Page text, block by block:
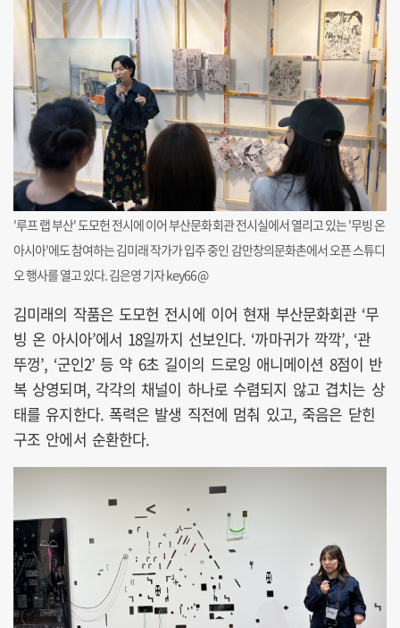
'루프 랩 부산' 도모헌 전시에 이어 부산문화회관 전시실에서 열리고 있는 '무빙 온
아시아'에도 참여하는 김미래 작가가 입주 중인 감만창의문화촌에서 오픈 스튜디
오 행사를 열고 있다. 김은영 기자 key66@
김미래의 작품은 도모헌 전시에 이어 현재 부산문화회관 ‘무
빙 온 아시아’에서 18일까지 선보인다. ‘까마귀가 깍깍’, ‘관
뚜껑’, ‘군인2’ 등 약 6초 길이의 드로잉 애니메이션 8점이 반
복 상영되며, 각각의 채널이 하나로 수렴되지 않고 겹치는 상
태를 유지한다. 폭력은 발생 직전에 멈춰 있고, 죽음은 닫힌
구조 안에서 순환한다.